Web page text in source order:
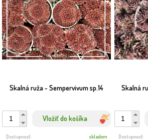
Skalná ruža - Sempervivum sp.14
Vložiť do košíka
Dostupnosť: skladom
Skalná
Dostupnosť: